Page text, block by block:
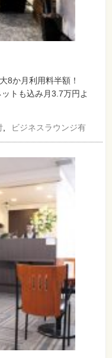
8か月利用料半額！
トも込み月3.7万円よ
ビジネスラウンジ有